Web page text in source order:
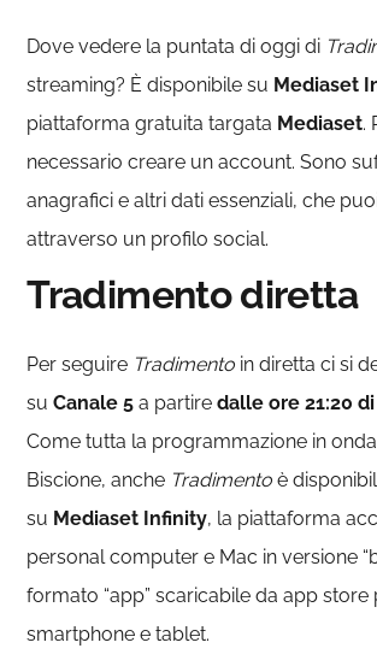
Dove vedere la puntata di oggi di
streaming? È disponibile su Mediaset
piattaforma gratuita targata Mediaset.
necessario creare un account. Sono
anagrafici e altri dati essenziali, che
attraverso un profilo social.
Tradimento diretta
Per seguire Tradimento in diretta ci si
suCanale 5 a partiredalle ore 21:20
Come tutta la programmazione in
Biscione, anche Tradimento è
su Mediaset Infinity, la piattaforma
personal computer e Mac in versione
formato “app” scaricabile da app store
smartphone e tablet.